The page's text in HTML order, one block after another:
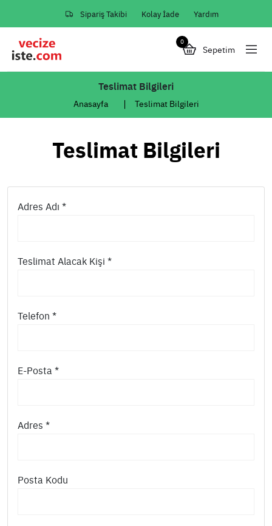
Sipariş Takibi Kolay İade Yardım
Sepetim
0
Teslimat Bilgileri
Anasayfa Teslimat Bilgileri
Teslimat Bilgileri
Adres Adı *
Teslimat Alacak Kişi *
Telefon *
E-Posta *
Adres *
Posta Kodu